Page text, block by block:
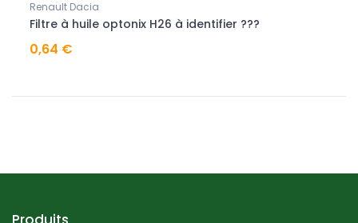
Renault Dacia
Filtre à huile optonix H26 à identifier ???
0,64 €